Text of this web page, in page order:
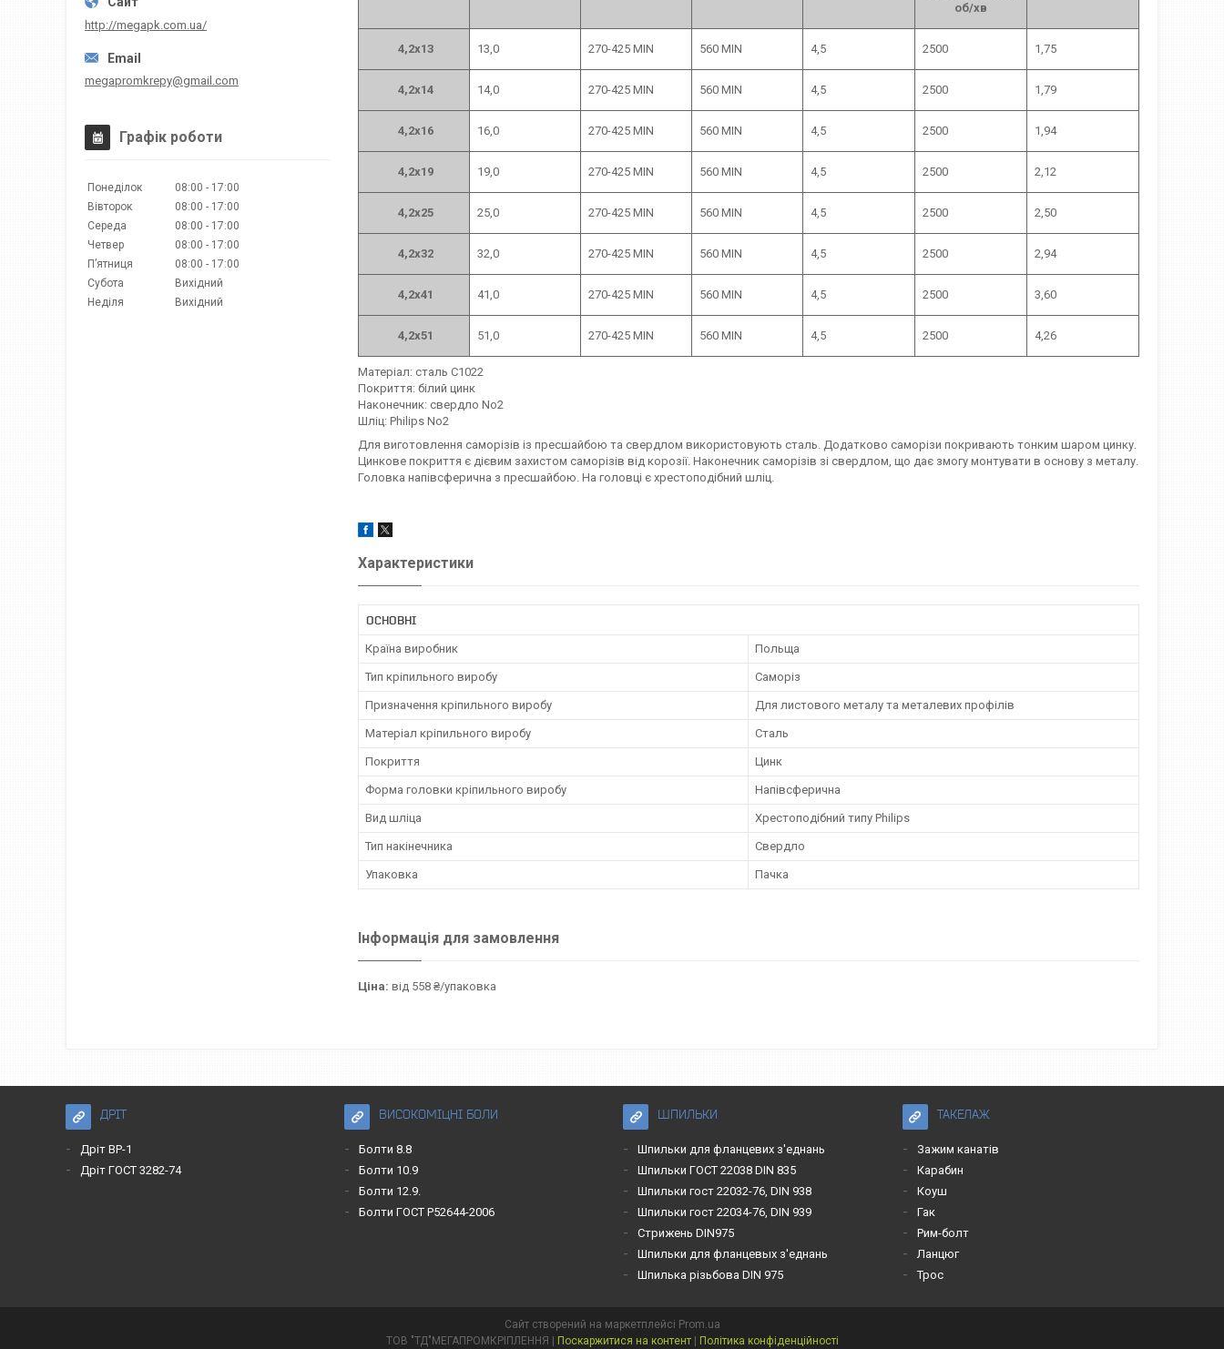
об/хв
4,2х13 13,0 270-425 MIN 560 MIN 4,5 2500 1,75
4,2х14 14,0 270-425 MIN 560 MIN 4,5 2500 1,79
4,2х16 16,0 270-425 MIN 560 MIN 4,5 2500 1,94
4,2х19 19,0 270-425 MIN 560 MIN 4,5 2500 2,12
4,2х25 25,0 270-425 MIN 560 MIN 4,5 2500 2,50
4,2х32 32,0 270-425 MIN 560 MIN 4,5 2500 2,94
4,2х41 41,0 270-425 MIN 560 MIN 4,5 2500 3,60
4,2х51 51,0 270-425 MIN 560 MIN 4,5 2500 4,26
Матеріал: сталь C1022
Покриття: білий цинк
Наконечник: свердло No2
Шліц: Philips No2
Для виготовлення саморізів із пресшайбою та свердлом використовують сталь. Додатково саморізи покривають тонким шаром цинку.
Цинкове покриття є дієвим захистом саморізів від корозії. Наконечник саморізів зі свердлом, що дає змогу монтувати в основу з металу.
Головка напівсферична з пресшайбою. На головці є хрестоподібний шліц.
Характеристики
ОСНОВНІ
Країна виробник Польща
Тип кріпильного виробу Саморіз
Призначення кріпильного виробу Для листового металу та металевих профілів
Матеріал кріпильного виробу Сталь
Покриття Цинк
Форма головки кріпильного виробу Напівсферична
Вид шліца Хрестоподібний типу Philips
Тип накінечника Свердло
Упаковка Пачка
Інформація для замовлення
Ціна: від 558 ₴/упаковка
http://megapk.com.ua/
megapromkrepy@gmail.com
Графік роботи
Понеділок 08:00
17:00
Вівторок
08:00
17:00
Середа
08:00
17:00
Четвер
08:00
17:00
Пʼятниця
08:00
17:00
Субота
Вихідний
Неділя
Вихідний
ДРІТ
Дріт ВР-1
Дріт ГОСТ 3282-74
ВИСОКОМІЦНІ БОЛИ
Болти 8.8
Болти 10.9
Болти 12.9.
Болти ГОСТ Р52644-2006
ШПИЛЬКИ
Шпильки для фланцевих з'еднань
Шпильки ГОСТ 22038 DIN 835
Шпильки гост 22032-76, DIN 938
Шпильки гост 22034-76, DIN 939
Стрижень DIN975
Шпильки для фланцевых з'еднань
Шпилька різьбова DIN 975
ТАКЕЛАЖ
Зажим канатів
Карабин
Коуш
Гак
Рим-болт
Ланцюг
Трос
Сайт створений на маркетплейсі Prom.ua
Поскаржитися на контент Політика конфіденційності